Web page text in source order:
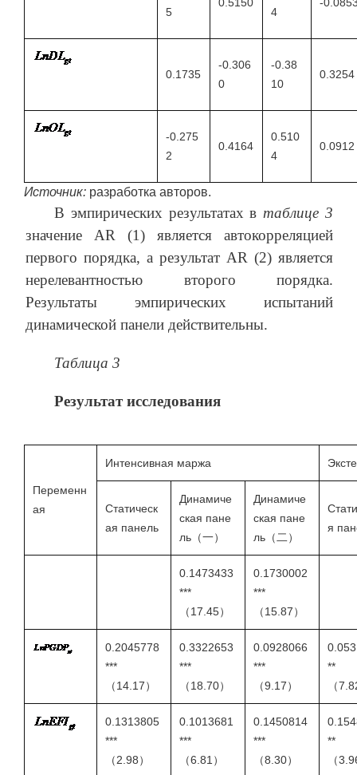
5
4
0.1735
-0.306
0
-0.38
10
0.3254
-0.275
2
0.4164
0.510
4
0.0912
Источник: разработка авторов.
В эмпирических результатах в таблице 3
значение AR (1) является автокорреляцией
первого порядка, а результат AR (2) является
нерелевантностью второго порядка.
Результаты эмпирических испытаний
динамической панели действительны.
Таблица 3
Результат исследования
Переменн
ая
Интенсивная маржа
Статическ
ая панель
Динамиче
ская пане
ль（一）
Динамиче
ская пане
ль（二）
я
0.1473433
***
（17.45）
0.1730002
***
（15.87）
0.2045778
***
（14.17）
0.3322653
***
（18.70）
0.0928066
***
（9.17）
**
（
0.1313805
***
（2.98）
0.1013681
***
（6.81）
0.1450814
***
（8.30）
**
（